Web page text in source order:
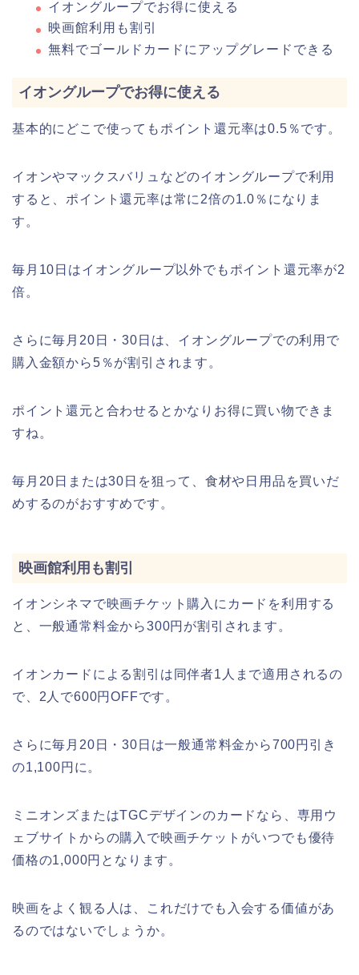
イオングループでお得に使える
映画館利用も割引
無料でゴールドカードにアップグレードできる
イオングループでお得に使える
基本的にどこで使ってもポイント還元率は0.5％です。
イオンやマックスバリュなどのイオングループで利用
すると、ポイント還元率は常に2倍の1.0％になりま
す。
毎月10日はイオングループ以外でもポイント還元率が2
倍。
さらに毎月20日・30日は、イオングループでの利用で
購入金額から5％が割引されます。
ポイント還元と合わせるとかなりお得に買い物できま
すね。
毎月20日または30日を狙って、食材や日用品を買いだ
めするのがおすすめです。
映画館利用も割引
イオンシネマで映画チケット購入にカードを利用する
と、一般通常料金から300円が割引されます。
イオンカードによる割引は同伴者1人まで適用されるの
で、2人で600円OFFです。
さらに毎月20日・30日は一般通常料金から700円引き
の1,100円に。
ミニオンズまたはTGCデザインのカードなら、専用ウ
ェブサイトからの購入で映画チケットがいつでも優待
価格の1,000円となります。
映画をよく観る人は、これだけでも入会する価値があ
るのではないでしょうか。